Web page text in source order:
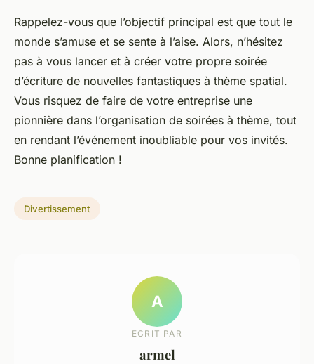
Rappelez-vous que l’objectif principal est que tout le
monde s’amuse et se sente à l’aise. Alors, n’hésitez
pas à vous lancer et à créer votre propre soirée
d’écriture de nouvelles fantastiques à thème spatial.
Vous risquez de faire de votre entreprise une
pionnière dans l’organisation de soirées à thème, tout
en rendant l’événement inoubliable pour vos invités.
Bonne planification !
Divertissement
A
ECRIT PAR
armel